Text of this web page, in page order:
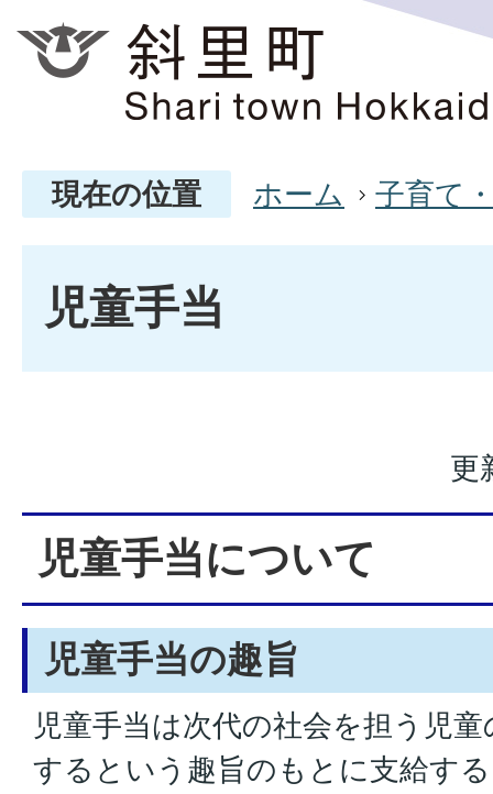
現在の位置 ホーム 子育て
児童手当
更
児童手当について
児童手当の趣旨
児童手当は次代の社会を担う児
するという趣旨のもとに支給す